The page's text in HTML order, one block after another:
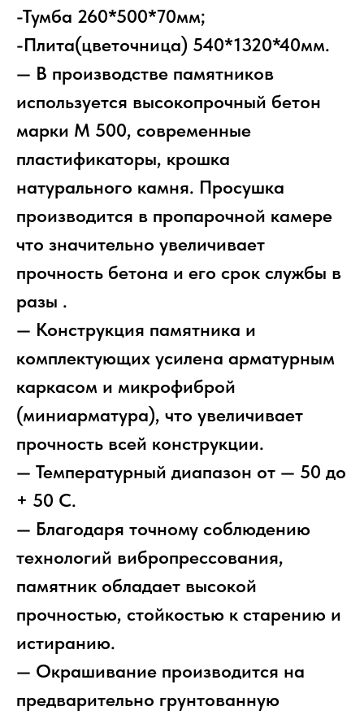
-Тумба 260*500*70мм;
-Плита(цветочница) 540*1320*40мм.
— В производстве памятников
используется высокопрочный бетон
марки М 500, современные
пластификаторы, крошка
натурального камня. Просушка
производится в пропарочной камере
что значительно увеличивает
прочность бетона и его срок службы в
разы .
— Конструкция памятника и
комплектующих усилена арматурным
каркасом и микрофиброй
(миниарматура), что увеличивает
прочность всей конструкции.
— Температурный диапазон от — 50 до
+ 50 С.
— Благодаря точному соблюдению
технологий вибропрессования,
памятник обладает высокой
прочностью, стойкостью к старению и
истиранию.
— Окрашивание производится на
предварительно грунтованную